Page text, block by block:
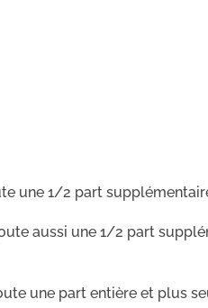
une 1/2 part
aussi une 1/2 part
une part entière et plus